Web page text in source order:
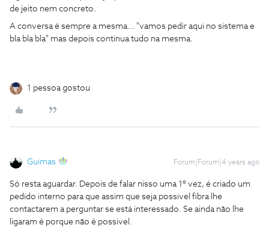
de jeito nem concreto.
A conversa é sempre a mesma... "vamos pedir aqui no sistema e
bla bla bla" mas depois continua tudo na mesma.
1 pessoa gostou
Guimas Forum|Forum|4 years ago
Só resta aguardar. Depois de falar nisso uma 1º vez, é criado um
pedido interno para que assim que seja possivel fibra lhe
contactarem a perguntar se está interessado. Se ainda não lhe
ligaram é porque não é possivel.